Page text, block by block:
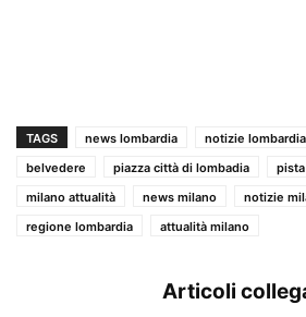
TAGS news lombardia notizie lombardia
belvedere
piazza città di lombadia
milano attualità
news milano
notizie
regione lombardia
attualità milano
Articoli